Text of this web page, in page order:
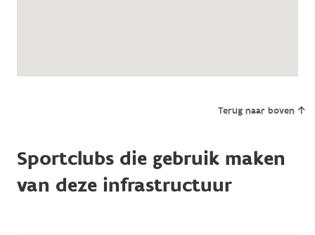
Terug naar boven
Sportclubs die gebruik maken
van deze infrastructuur